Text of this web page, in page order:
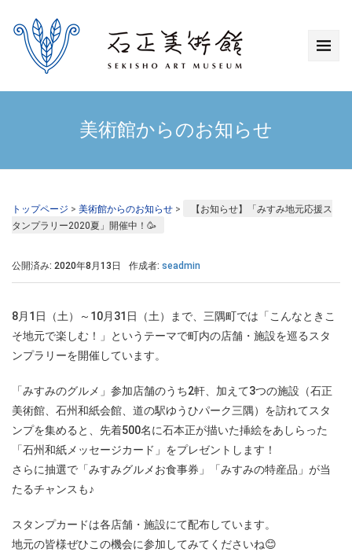
美術館からのお知らせ
トップページ > 美術館からのお知らせ >
【お知らせ】「みすみ地元応援ス
タンプラリー2020夏」開催中！🥳
公開済み: 2020年8月13日 作成者: seadmin
8月1日（土）～10月31日（土）まで、三隅町では「こんなときこ
そ地元で楽しむ！」というテーマで町内の店舗・施設を巡るスタ
ンプラリーを開催しています。
「みすみのグルメ」参加店舗のうち2軒、加えて3つの施設（石正
美術館、石州和紙会館、道の駅ゆうひパーク三隅）を訪れてスタ
ンプを集めると、先着500名に石本正が描いた挿絵をあしらった
「石州和紙メッセージカード」をプレゼントします！
さらに抽選で「みすみグルメお食事券」「みすみの特産品」が当
たるチャンスも♪
スタンプカードは各店舗・施設にて配布しています。
地元の皆様ぜひこの機会に参加してみてくださいね😊